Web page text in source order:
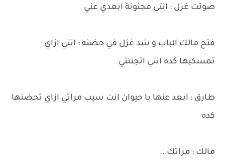
صوتت غزل : انتي مجنونة ابعدي عني
فتح مالك الباب و شد غزل في حضنه : انتي ازاي
تمسكيها كده انتي اتجننتي
طارق : ابعد عنها يا حيوان انت سيب مراتي ازاي تحضنها
كده
مالك : مراتك ..